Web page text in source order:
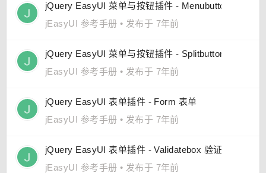
jQuery EasyUI 菜单与按钮插件 - Menubutton 菜单按
jEasyUI 参考手册 • 发布于 7年前
jQuery EasyUI 菜单与按钮插件 - Splitbutton 分割按钮
jEasyUI 参考手册 • 发布于 7年前
jQuery EasyUI 表单插件 - Form 表单
jEasyUI 参考手册 • 发布于 7年前
jQuery EasyUI 表单插件 - Validatebox 验证框
jEasyUI 参考手册 • 发布于 7年前